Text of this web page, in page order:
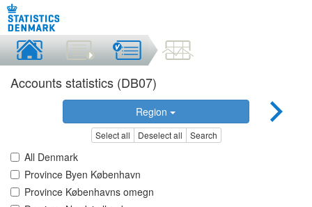
Accounts statistics (DB07)
Region
Select all Deselect all Search
All Denmark
Province Byen København
Province Københavns omegn